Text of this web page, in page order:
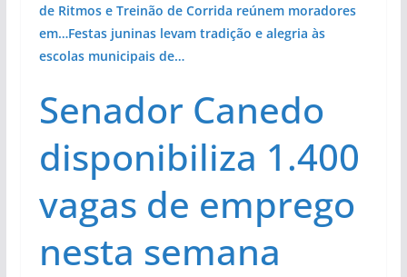
de Ritmos e Treinão de Corrida reúnem moradores
em…Festas juninas levam tradição e alegria às
escolas municipais de…
Senador Canedo
disponibiliza 1.400
vagas de emprego
nesta semana